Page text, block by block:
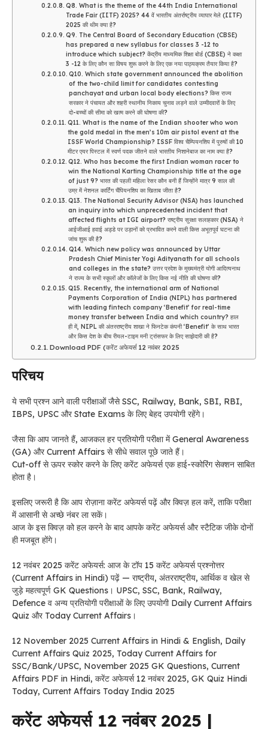
Q8. What is the theme of the 44th India International
Trade Fair (IITF) 2025? 44 वें भारतीय अंतर्राष्ट्रीय व्यापार मेले (IITF)
2025 की थीम क्या है?
Q9. The Central Board of Secondary Education (CBSE)
has prepared a new syllabus for classes 3 -12 to
introduce which subject? केंद्रीय माध्यमिक शिक्षा बोर्ड (CBSE) ने कक्षा
3 -12 के लिए कौन सा विषय शुरू करने के लिए एक नया पाठ्यक्रम तैयार किया है?
Q10. Which state government announced the abolition
of the two-child limit for candidates contesting
panchayat and urban local body elections? किस राज्य
सरकार ने पंचायत और शहरी स्थानीय निकाय चुनाव लड़ने वाले उम्मीदवारों के लिए
दो-बच्चों की सीमा को खत्म करने की घोषणा की?
Q11. What is the name of the Indian shooter who won
the gold medal in the men’s 10m air pistol event at the
ISSF World Championship? ISSF विश्व चैम्पियनशिप में पुरुषों की 10
मीटर एयर पिस्टल में स्वर्ण पदक जीतने वाले भारतीय निशानेबाज का नाम क्या है?
Q12. Who has become the first Indian woman racer to
win the National Karting Championship title at the age
of just 9? भारत की पहली महिला रेसर कौन बनी हैं जिन्होंने मात्र 9 साल की
उम्र में नेशनल कार्टिंग चैंपियनशिप का खिताब जीता है?
Q13. The National Security Advisor (NSA) has launched
an inquiry into which unprecedented incident that
affected flights at IGI airport? राष्ट्रीय सुरक्षा सलाहकार (NSA) ने
आईजीआई हवाई अड्डे पर उड़ानों को प्रभावित करने वाली किस अभूतपूर्व घटना की
जांच शुरू की है?
Q14. Which new policy was announced by Uttar
Pradesh Chief Minister Yogi Adityanath for all schools
and colleges in the state? उत्तर प्रदेश के मुख्यमंत्री योगी आदित्यनाथ
ने राज्य के सभी स्कूलों और कॉलेजों के लिए किस नई नीति की घोषणा की?
Q15. Recently, the international arm of National
Payments Corporation of India (NIPL) has partnered
with leading fintech company ‘Benefit’ for real-time
money transfer between India and which country? हाल
ही में, NIPL की अंतरराष्ट्रीय शाखा ने फिनटेक कंपनी ‘Benefit’ के साथ भारत
और किस देश के बीच रीयल-टाइम मनी ट्रांसफर के लिए साझेदारी की है?
Download PDF (करेंट अफेयर्स 12 नवंबर 2025
परिचय
ये सभी प्रश्न आने वाली परीक्षाओं जैसे SSC, Railway, Bank, SBI, RBI,
IBPS, UPSC और State Exams के लिए बेहद उपयोगी रहेंगे।
जैसा कि आप जानते हैं, आजकल हर प्रतियोगी परीक्षा में General Awareness
(GA) और Current Affairs से सीधे सवाल पूछे जाते हैं।
Cut-off से ऊपर स्कोर करने के लिए करेंट अफेयर्स एक हाई-स्कोरिंग सेक्शन साबित
होता है।
इसलिए जरूरी है कि आप रोज़ाना करेंट अफेयर्स पढ़ें और क्विज़ हल करें, ताकि परीक्षा
में आसानी से अच्छे नंबर ला सकें।
आज के इस क्विज़ को हल करने के बाद आपके करेंट अफेयर्स और स्टैटिक जीके दोनों
ही मजबूत होंगे।
12 नवंबर 2025 करेंट अफेयर्स: आज के टॉप 15 करेंट अफेयर्स प्रश्नोत्तर
(Current Affairs in Hindi) पढ़ें — राष्ट्रीय, अंतरराष्ट्रीय, आर्थिक व खेल से
जुड़े महत्वपूर्ण GK Questions। UPSC, SSC, Bank, Railway,
Defence व अन्य प्रतियोगी परीक्षाओं के लिए उपयोगी Daily Current Affairs
Quiz और Today Current Affairs।
12 November 2025 Current Affairs in Hindi & English, Daily
Current Affairs Quiz 2025, Today Current Affairs for
SSC/Bank/UPSC, November 2025 GK Questions, Current
Affairs PDF in Hindi, करेंट अफेयर्स 12 नवंबर 2025, GK Quiz Hindi
Today, Current Affairs Today India 2025
करेंट अफेयर्स 12 नवंबर 2025 |